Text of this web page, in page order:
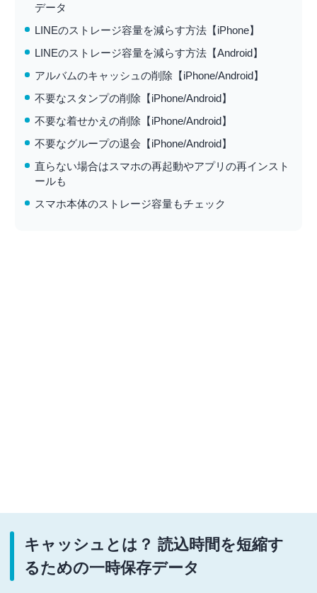
データ
LINEのストレージ容量を減らす方法【iPhone】
LINEのストレージ容量を減らす方法【Android】
アルバムのキャッシュの削除【iPhone/Android】
不要なスタンプの削除【iPhone/Android】
不要な着せかえの削除【iPhone/Android】
不要なグループの退会【iPhone/Android】
直らない場合はスマホの再起動やアプリの再インスト
ールも
スマホ本体のストレージ容量もチェック
キャッシュとは？ 読込時間を短縮す
るための一時保存データ